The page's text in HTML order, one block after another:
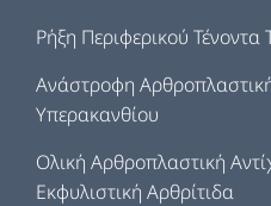
Ρήξη Περιφερικού Τένοντα
Ανάστροφη
Υπερακανθίου
Ολική Αρθροπλαστική
Εκφυλιστική Αρθρίτιδα